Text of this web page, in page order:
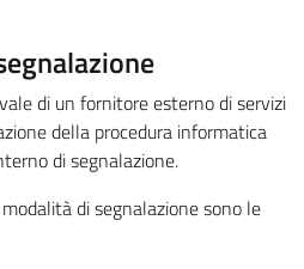
di un fornitore esterno di servizi
della procedura informatica
di segnalazione.
di segnalazione sono le